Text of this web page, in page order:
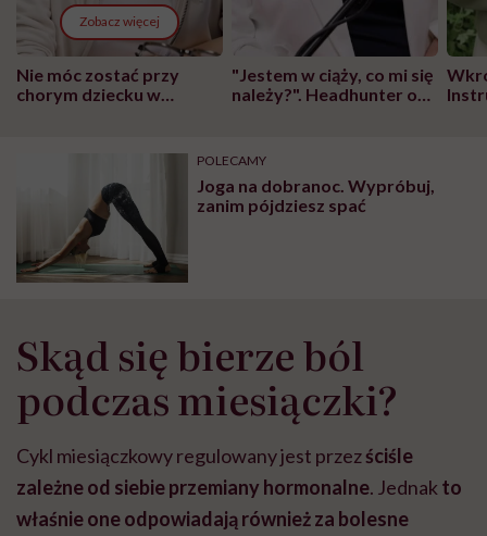
Zobacz więcej
Nie móc zostać przy
chorym dziecku w
wyobraźni"
"Jestem w ciąży, co mi się
należy?". Headhunter o
pracy
POLECAMY
Joga na dobranoc. Wypróbuj,
zanim pójdziesz spać
Skąd się bierze ból
podczas miesiączki?
Cykl miesiączkowy regulowany jest przezściśle
zależne od siebie przemiany hormonalne. Jednak to
właśnie one odpowiadają również za bolesne